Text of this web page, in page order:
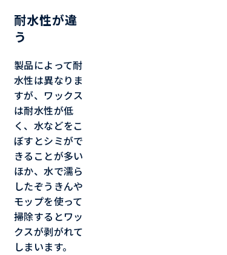
耐水性が違
う
製品によって耐
水性は異なりま
すが、ワックス
は耐水性が低
く、水などをこ
ぼすとシミがで
きることが多い
ほか、水で濡ら
したぞうきんや
モップを使って
掃除するとワッ
クスが剥がれて
しまいます。